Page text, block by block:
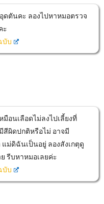
ดตันคะ ลองไปหาหมอตรวจ
ะ
บับ
มือนเลือดไม่ลงไปเลี้ยงที่
สีผิดปกติหรือไม่ อาจมี
ม่ดิฉันเป็นอยู่ ลองสังเกตุดู
รีบหาหมอเลยค่ะ
บับ